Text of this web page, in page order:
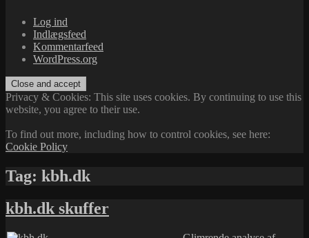
Log ind
Indlægsfeed
Kommentarfeed
WordPress.org
Privacy & Cookies: This site uses cookies. By continuing to use this
website, you agree to their use.
To find out more, including how to control cookies, see here:
Cookie Policy
Tag: kbh.dk
kbh.dk skuffer